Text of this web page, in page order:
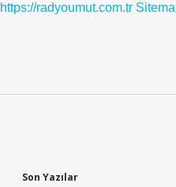
https://radyoumut.com.tr
Son Yazılar